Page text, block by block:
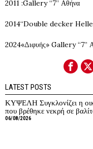
2011 :Gallery “7” Αθήνα
2014“Double decker
2024«Διφυής» Gallery “7”
LATEST POSTS
ΚΥΨΕΛΗ Συγκλονίζει η
που βρέθηκε νεκρή σε
06/08/2026